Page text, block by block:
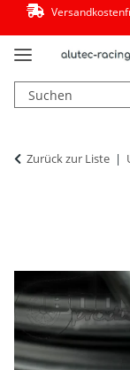
Zurück zur Liste